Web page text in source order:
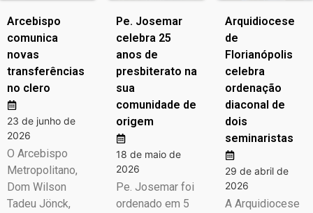
Arcebispo
comunica
novas
transferências
no clero
23 de junho de
2026
O Arcebispo
Metropolitano,
Dom Wilson
Tadeu Jönck,
Pe. Josemar
celebra 25
anos de
presbiterato na
sua
comunidade de
origem
18 de maio de
2026
Pe. Josemar foi
ordenado em 5
Arquidiocese
de
Florianópolis
celebra
ordenação
diaconal de
dois
seminaristas
29 de abril de
2026
A Arquidiocese